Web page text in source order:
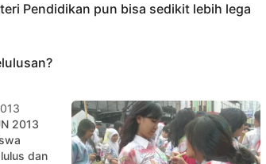
Pendidikan pun bisa sedikit lebih lega
2013
dan